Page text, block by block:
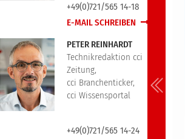
+49(0)721/565 14-18
E-MAIL SCHREIBEN
PETER REINHARDT
Technikredaktion cci
Zeitung,
cci Branchenticker,
cci Wissensportal
+49(0)721/565 14-24